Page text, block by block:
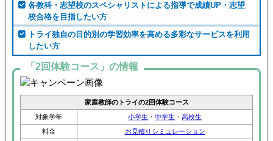
各教科・志望校のスペシャリストによる指導で成績UP・志望
校合格を目指したい方
トライ独自の目的別の学習効率を高める多彩なサービスを利用
したい方
「2回体験コース」の情報
家庭教師のトライの2回体験コース
対象学年
小学生 ・ 中学生 ・ 高校生
料金
お見積りシミュレーション